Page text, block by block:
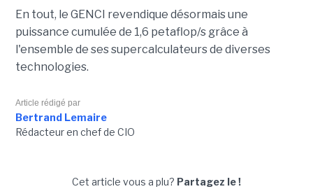
En tout, le GENCI revendique désormais une
puissance cumulée de 1,6 petaflop/s grâce à
l'ensemble de ses supercalculateurs de diverses
technologies.
Article rédigé par
Bertrand Lemaire
Rédacteur en chef de CIO
Cet article vous a plu? Partagez le !